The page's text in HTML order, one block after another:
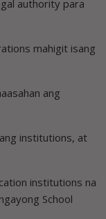
authority para
mahigit isang
ang
institutions, at
institutions na
School